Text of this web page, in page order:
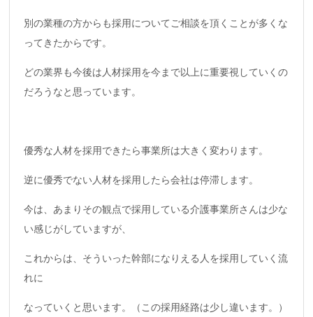
別の業種の方からも採用についてご相談を頂くことが多くな
ってきたからです。
どの業界も今後は人材採用を今まで以上に重要視していくの
だろうなと思っています。
優秀な人材を採用できたら事業所は大きく変わります。
逆に優秀でない人材を採用したら会社は停滞します。
今は、あまりその観点で採用している介護事業所さんは少な
い感じがしていますが、
これからは、そういった幹部になりえる人を採用していく流
れに
なっていくと思います。（この採用経路は少し違います。）